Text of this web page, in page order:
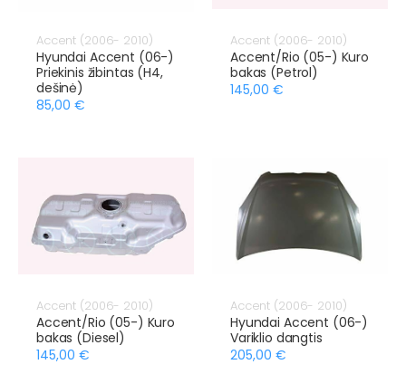
Accent (2006- 2010)
Hyundai Accent (06-)
Priekinis žibintas (H4,
dešinė)
85,00 €
Accent (2006- 2010)
Accent/Rio (05-) Kuro
bakas (Petrol)
145,00 €
Accent (2006- 2010)
Accent/Rio (05-) Kuro
bakas (Diesel)
145,00 €
Accent (2006- 2010)
Hyundai Accent (06-)
Variklio dangtis
205,00 €